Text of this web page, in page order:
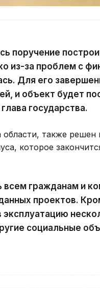
поручение
из-за проблем с
Для его
и объект будет
государства.
также
которое
гражданам и
проектов.
социальные